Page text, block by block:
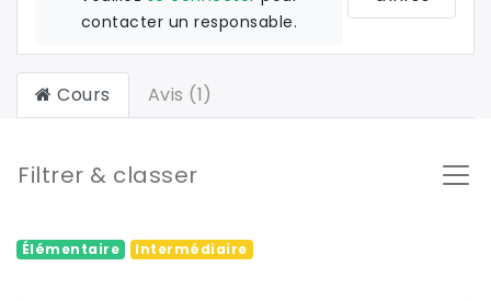
contacter un responsable.
Cours Avis (1)
Filtrer & classer
Élémentaire Intermédiaire